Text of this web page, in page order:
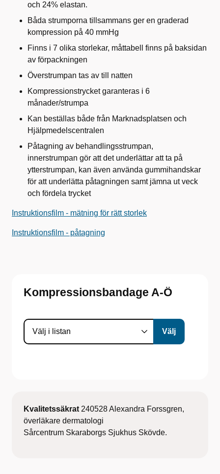
och 24% elastan.
Båda strumporna tillsammans ger en graderad
kompression på 40 mmHg
Finns i 7 olika storlekar, måttabell finns på baksidan
av förpackningen
Överstrumpan tas av till natten
Kompressionstrycket garanteras i 6
månader/strumpa
Kan beställas både från Marknadsplatsen och
Hjälpmedelscentralen
Påtagning av behandlingsstrumpan,
innerstrumpan gör att det underlättar att ta på
ytterstrumpan, kan även använda gummihandskar
för att underlätta påtagningen samt jämna ut veck
och fördela trycket
Instruktionsfilm - mätning för rätt storlek
Instruktionsfilm - påtagning
Kompressionsbandage A-Ö
Kvalitetssäkrat 240528 Alexandra Forssgren,
överläkare dermatologi
Sårcentrum Skaraborgs Sjukhus Skövde.